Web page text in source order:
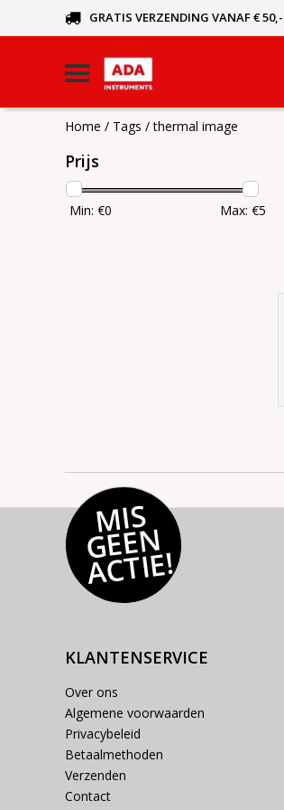
GRATIS VERZENDING VANAF € 50,-
Home / Tags /thermal image
Prijs
Min: €0 Max: €5
MI
S
G
E
E
N
A
C
TI
E!
KLANTENSERVICE
Over ons
Algemene voorwaarden
Privacybeleid
Betaalmethoden
Verzenden
Contact